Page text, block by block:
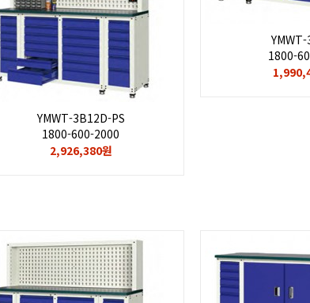
YMWT-3B12D-PS
1800-600-2000
2,926,380원
1800-